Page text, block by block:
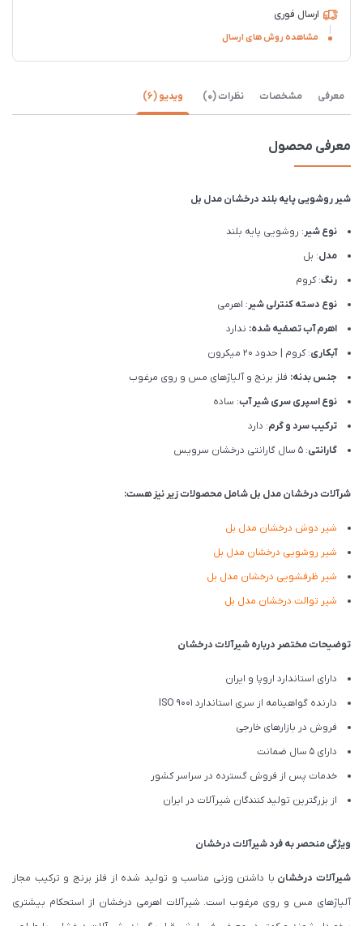
ارسال فوری
مشاهده روش های ارسال
معرفی مشخصات نظرات (0) ویدیو (6)
معرفی محصول
شیر روشویی پایه بلند درخشان مدل بل
نوع شیر: روشویی پایه بلند
مدل: بل
رنگ: کروم
نوع دسته کنترلی شیر: اهرمی
اهرم آب تصفیه شده: ندارد
آبکاری: کروم | حدود 20 میکرون
جنس بدنه: فلز برنج و آلیاژهای مس و روی مرغوب
نوع اسپری سری شیر آب: ساده
ترکیب سرد و گرم: دارد
گارانتی: 5 سال گارانتی درخشان سرویس
شرآلات درخشان مدل بل شامل محصولات زیر نیز هست:
شیر دوش درخشان مدل بل
شیر روشویی درخشان مدل بل
شیر ظرفشویی درخشان مدل بل
شیر توالت درخشان مدل بل
توضیحات مختصر درباره شیرآلات درخشان
دارای استاندارد اروپا و ایران
دارنده گواهینامه از سری استاندارد ISO 9001
فروش در بازارهای خارجی
دارای 5 سال ضمانت
خدمات پس از فروش گسترده در سراسر کشور
از بزرگترین تولید کنندگان شیرآلات در ایران
ویژگی منحصر به فرد شیرآلات درخشان
شیرآلات درخشان با داشتن وزنی مناسب و تولید شده از فلز برنج و ترکیب مجاز
آلیاژهای مس و روی مرغوب است. شیرآلات اهرمی درخشان از استحکام بیشتری